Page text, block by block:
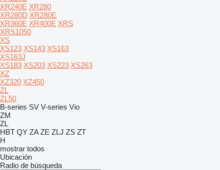
XR240E XR280
XR280D XR280E
XR360E XR400E XRS
XRS1050
XS
XS123 XS143 XS163
XS163J
XS183 XS203 XS223 XS263
XZ
XZ320 XZ450
ZL
ZL50
B-series SV V-series Vio
ZM
ZL
HBT QY ZA ZE ZLJ ZS ZT
H
mostrar todos
Ubicación
Radio de búsqueda